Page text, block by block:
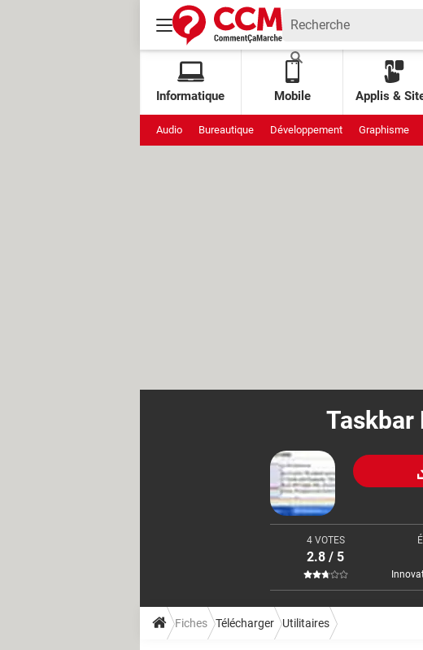
Informatique Mobile Applis &
Audio Bureautique Développement Graphisme
Taskbar
4 VOTES
2.8 / 5
Fiches Télécharger Utilitaires